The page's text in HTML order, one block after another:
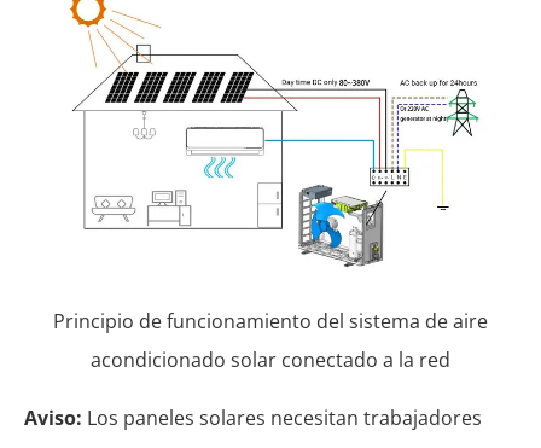
Principio de funcionamiento del sistema de aire
acondicionado solar conectado a la red
Aviso: Los paneles solares necesitan trabajadores